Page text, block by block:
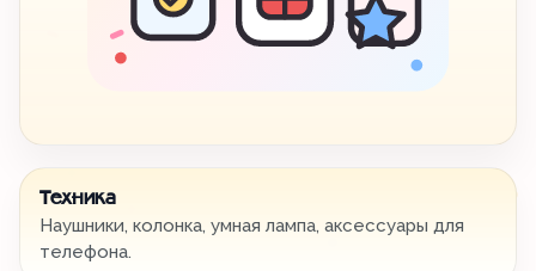
Техника
Наушники, колонка, умная лампа, аксессуары для
телефона.